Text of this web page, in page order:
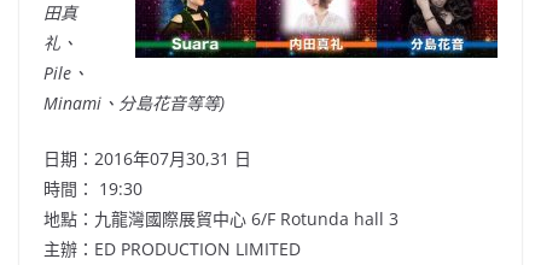
田真
礼、
Pile、
Minami、分島花音等等)
日期：2016年07月30,31 日
時間： 19:30
地點：九龍灣國際展貿中心 6/F Rotunda hall 3
主辦：ED PRODUCTION LIMITED